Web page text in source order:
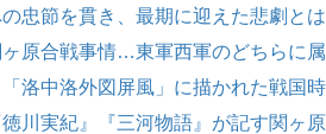
の忠節を貫き、最期に迎えた悲劇とは
原合戦事情…東軍西軍のどちらに
洛中洛外図屏風」に描かれた戦国
徳川実紀』『三河物語』が記す関